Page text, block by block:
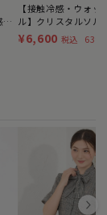
】
【接触冷感・ウォッ
ル】クリスタルソル
¥6,600 税込